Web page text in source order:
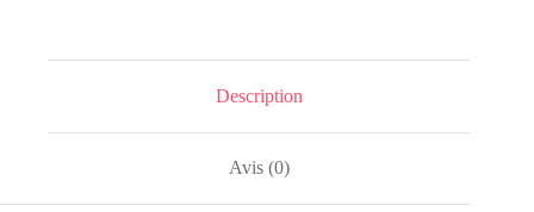
Description
Avis (0)